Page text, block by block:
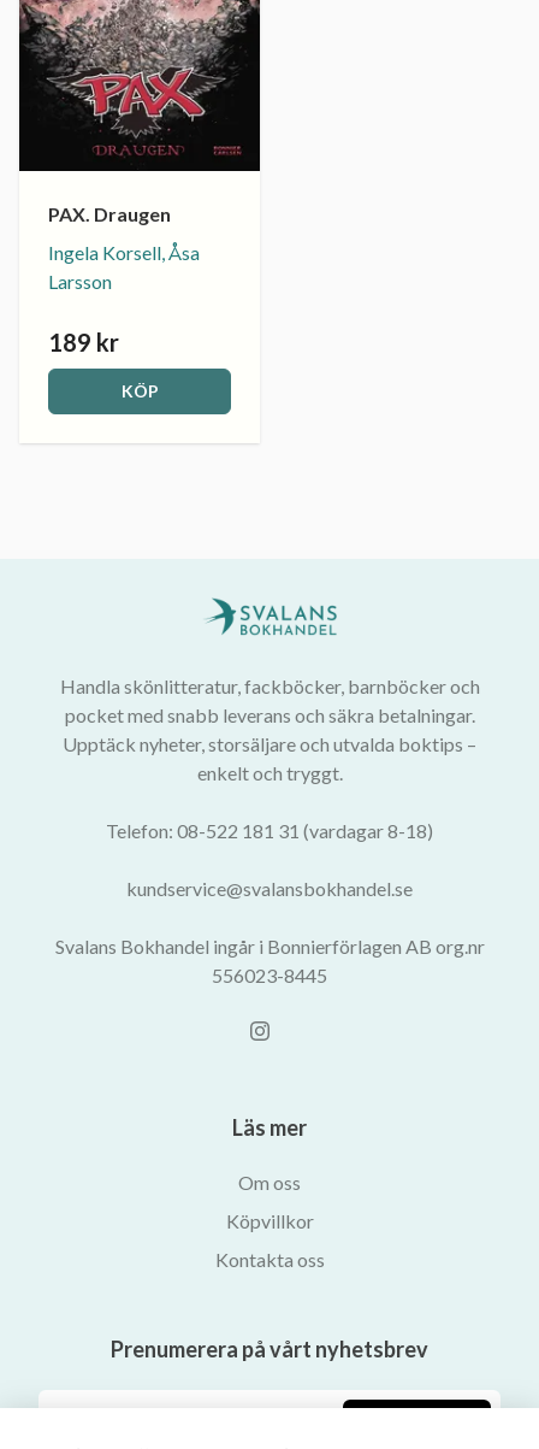
PAX. Draugen
Ingela Korsell, Åsa
Larsson
189 kr
KÖP
Handla skönlitteratur, fackböcker, barnböcker och
pocket med snabb leverans och säkra betalningar.
Upptäck nyheter, storsäljare och utvalda boktips –
enkelt och tryggt.
Telefon: 08-522 181 31 (vardagar 8-18)
kundservice@svalansbokhandel.se
Svalans Bokhandel ingår i Bonnierförlagen AB org.nr
556023-8445
Läs mer
Om oss
Köpvillkor
Kontakta oss
Prenumerera på vårt nyhetsbrev